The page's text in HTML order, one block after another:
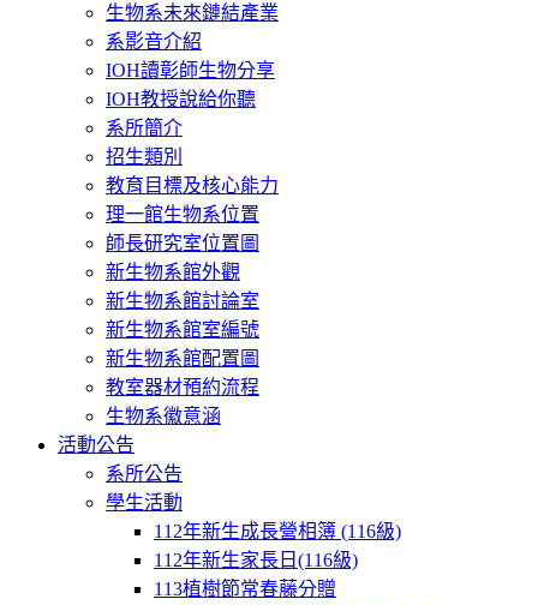
生物系未來鏈結產業
系影音介紹
IOH讀彰師生物分享
IOH教授說給你聽
系所簡介
招生類別
教育目標及核心能力
理一館生物系位置
師長研究室位置圖
新生物系館外觀
新生物系館討論室
新生物系館室編號
新生物系館配置圖
教室器材預約流程
生物系徽意涵
活動公告
系所公告
學生活動
112年新生成長營相簿 (116級)
112年新生家長日(116級)
113植樹節常春藤分贈